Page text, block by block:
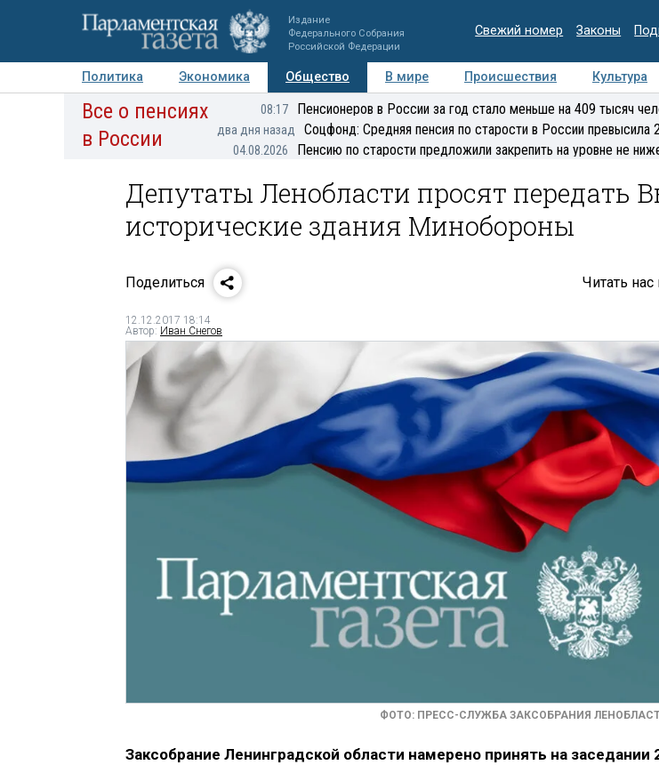
Издание
Федерального Собрания
Российской Федерации
Свежий номер Законы
Политика Экономика Общество В мире Происшествия Культура
Авторы Персоны Мнения Регионы Медиацентр Интервью
Все о пенсиях
в России
08:17 Пенсионеров в России за год стало меньше на 409 тысяч
два дня назад Соцфонд: Средняя пенсия по старости в России превысила
04.08.2026 Пенсию по старости предложили закрепить на уровне не
Депутаты Ленобласти просят передать
исторические здания Минобороны
Поделиться Читать нас
12.12.2017 18:14
Автор: Иван Снегов
ФОТО: ПРЕСС-СЛУЖБА ЗАКСОБРАНИЯ
Заксобрание Ленинградской области намерено принять на заседании